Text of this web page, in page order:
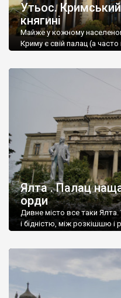
Утьос.
княгині
Майже у кожному
Криму є свій палац (а часто
Ялта . Палац
орди
Дивне місто все таки
і бідністю, між розкішшю і